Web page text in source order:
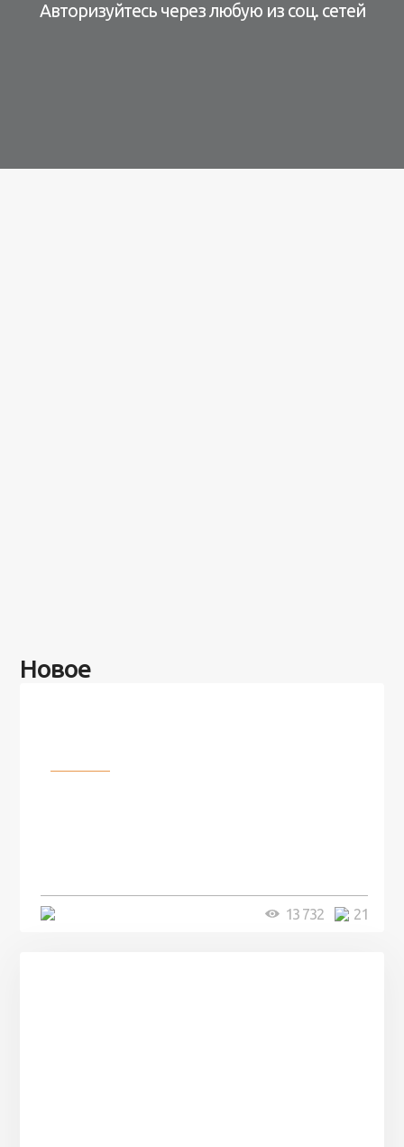
Авторизуйтесь через любую из соц. сетей
Новое
21
13 732